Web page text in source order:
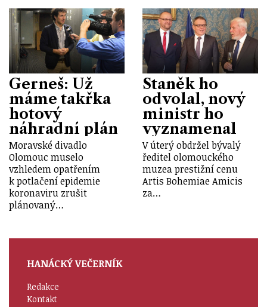
Gerneš: Už
máme takřka
hotový
náhradní plán
Moravské divadlo
Olomouc muselo
vzhledem opatřením
k potlačení epidemie
koronaviru zrušit
plánovaný…
Staněk ho
odvolal, nový
ministr ho
vyznamenal
V úterý obdržel bývalý
ředitel olomouckého
muzea prestižní cenu
Artis Bohemiae Amicis
za…
HANÁCKÝ VEČERNÍK
Redakce
Kontakt